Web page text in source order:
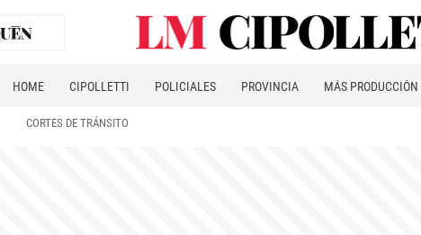
HOME CIPOLLETTI POLICIALES PROVINCIA MÁS PRODUCCIÓN
CORTES DE TRÁNSITO